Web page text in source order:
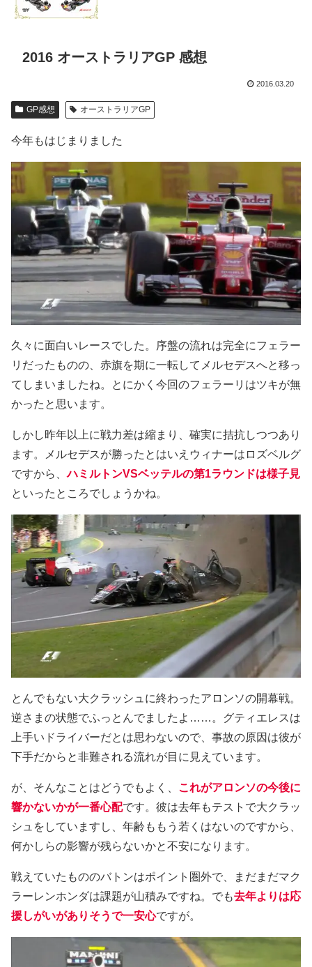
2016 オーストラリアGP 感想
2016.03.20
GP感想 オーストラリアGP
今年もはじまりました
久々に面白いレースでした。序盤の流れは完全にフェラー
リだったものの、赤旗を期に一転してメルセデスへと移っ
てしまいましたね。とにかく今回のフェラーリはツキが無
かったと思います。
しかし昨年以上に戦力差は縮まり、確実に拮抗しつつあり
ます。メルセデスが勝ったとはいえウィナーはロズベルグ
ですから、ハミルトンVSベッテルの第1ラウンドは様子見
といったところでしょうかね。
とんでもない大クラッシュに終わったアロンソの開幕戦。
逆さまの状態でふっとんでましたよ……。グティエレスは
上手いドライバーだとは思わないので、事故の原因は彼が
下手だからと非難される流れが目に見えています。
が、そんなことはどうでもよく、 これがアロンソの今後に
響かないかが一番心配です。彼は去年もテストで大クラッ
シュをしていますし、年齢ももう若くはないのですから、
何かしらの影響が残らないかと不安になります。
戦えていたもののバトンはポイント圏外で、まだまだマク
ラーレンホンダは課題が山積みですね。でも去年よりは応
援しがいがありそうで一安心ですが。